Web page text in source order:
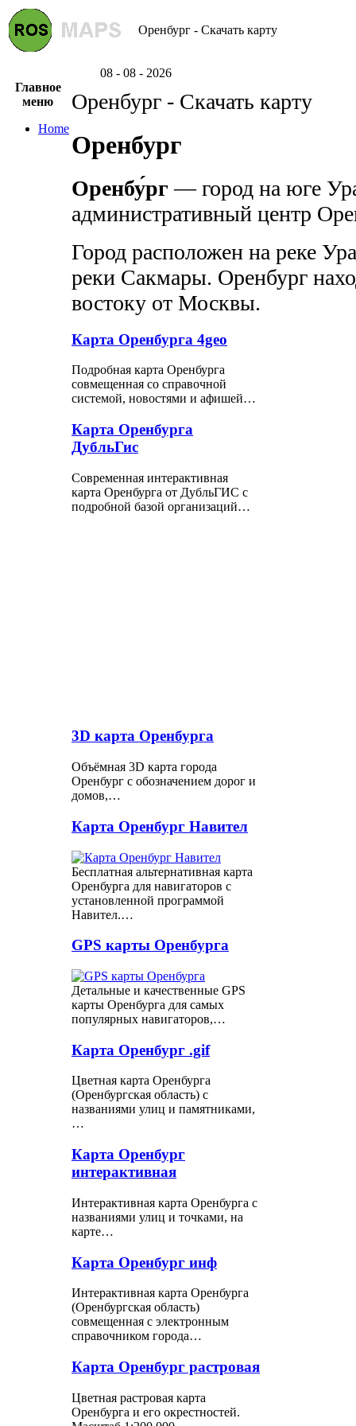
Оренбург - Скачать карту
08 - 08 - 2026
Главное
меню
Home
Оренбург - Скачать карту
Оренбург
Оренбу́рг — город на юге
административный центр
Город расположен на реке
реки Сакмары. Оренбург
востоку от Москвы.
Карта Оренбурга 4geo
Подробная карта Оренбурга
совмещенная со справочной
системой, новостями и афишей…
Карта Оренбурга
ДубльГис
Современная интерактивная
карта Оренбурга от ДубльГИС с
подробной базой организаций…
3D карта Оренбурга
Объёмная 3D карта города
Оренбург с обозначением дорог и
домов,…
Карта Оренбург Навител
Бесплатная альтернативная карта
Оренбурга для навигаторов с
установленной программой
Навител.…
GPS карты Оренбурга
Детальные и качественные GPS
карты Оренбурга для самых
популярных навигаторов,…
Карта Оренбург .gif
Цветная карта Оренбурга
(Оренбургская область) с
названиями улиц и памятниками,
…
Карта Оренбург
интерактивная
Интерактивная карта Оренбурга с
названиями улиц и точками, на
карте…
Карта Оренбург инф
Интерактивная карта Оренбурга
(Оренбургская область)
совмещенная с электронным
справочником города…
Карта Оренбург растровая
Цветная растровая карта
Оренбурга и его окрестностей.